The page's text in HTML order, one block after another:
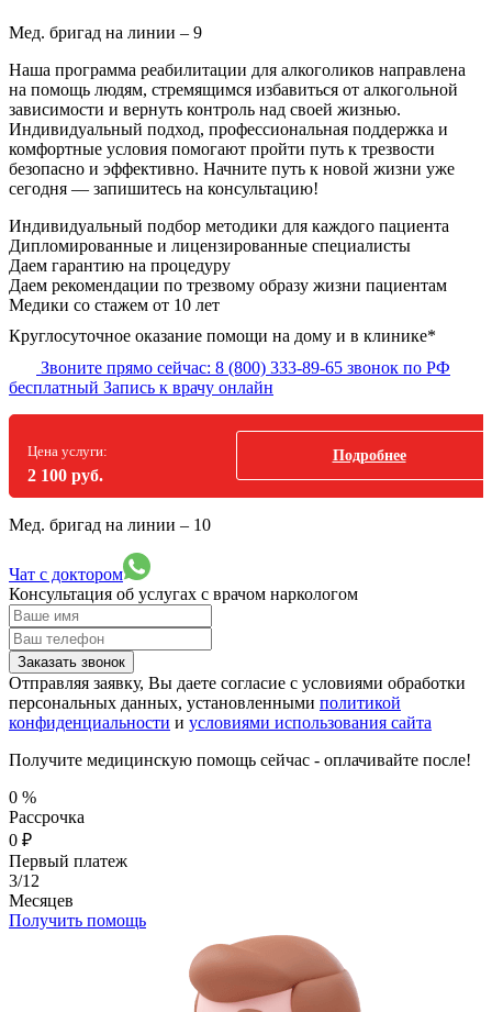
Мед. бригад на линии – 9
Наша программа реабилитации для алкоголиков направлена
на помощь людям, стремящимся избавиться от алкогольной
зависимости и вернуть контроль над своей жизнью.
Индивидуальный подход, профессиональная поддержка и
комфортные условия помогают пройти путь к трезвости
безопасно и эффективно. Начните путь к новой жизни уже
сегодня — запишитесь на консультацию!
Индивидуальный подбор методики для каждого пациента
Дипломированные и лицензированные специалисты
Даем гарантию на процедуру
Даем рекомендации по трезвому образу жизни пациентам
Медики со стажем от 10 лет
Круглосуточное оказание помощи на дому и в клинике*
Звоните прямо сейчас: 8 (800) 333-89-65 звонок по РФ
бесплатный Запись к врачу онлайн
Цена услуги:
2 100 руб.
Подробнее
Мед. бригад на линии – 10
Чат с доктором
Консультация об услугах с врачом наркологом
Заказать звонок
Отправляя заявку, Вы даете согласие с условиями обработки
персональных данных, установленными политикой
конфиденциальности и условиями использования сайта
Получите медицинскую помощь сейчас - оплачивайте после!
0 %
Рассрочка
0 ₽
Первый платеж
3/12
Месяцев
Получить помощь